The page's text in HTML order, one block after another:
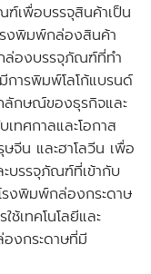
เพื่อบรรจุสินค้าเป็น
งพิมพ์กล่องสินค้า
ล่องบรรจุภัณฑ์ที่ทำ
การพิมพ์โลโก้แบรนด์
ลักษณ์ของธุรกิจและ
ทศกาลและโอกาส
จีน และฮาโลวีน เพื่อ
ะบรรจุภัณฑ์ที่เข้ากับ
รงพิมพ์กล่องกระดาษ
เทคโนโลยีและ
งกระดาษที่มี